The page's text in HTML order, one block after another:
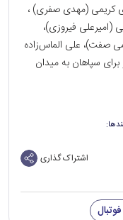
کریمی (مهدی صفری) ،
(امیرعلی فیروزی)،
صفت)، علی الماس‌زاده
سپاهان به میدان
اشتراک گذاری